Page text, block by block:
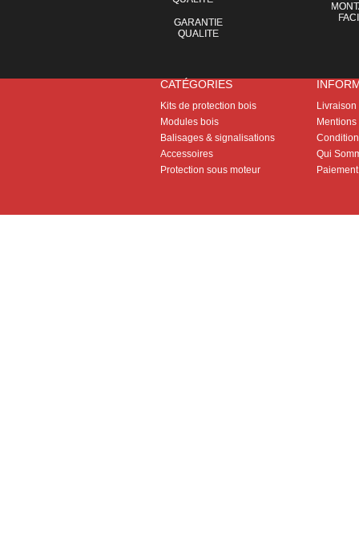
GARANTIE
QUALITE
CATÉGORIES
Kits de protection bois
Modules bois
Balisages & signalisations
Accessoires
Protection sous moteur
Livraison
Qui